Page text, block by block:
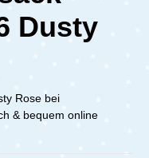
Dusty
Rose bei
& bequem online